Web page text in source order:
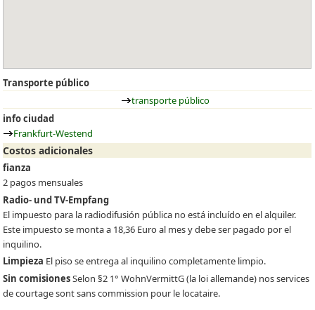
Transporte público
transporte público
info ciudad
Frankfurt-Westend
Costos adicionales
fianza
2 pagos mensuales
Radio- und TV-Empfang
El impuesto para la radiodifusión pública no está incluído en el alquiler.
Este impuesto se monta a 18,36 Euro al mes y debe ser pagado por el
inquilino.
Limpieza El piso se entrega al inquilino completamente limpio.
Sin comisionesSelon §2 1° WohnVermittG (la loi allemande) nos services
de courtage sont sans commission pour le locataire.